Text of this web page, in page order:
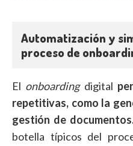
Automatización y
proceso de
El onboardingdigital
repetitivas, como la
gestión de
botella típicos del